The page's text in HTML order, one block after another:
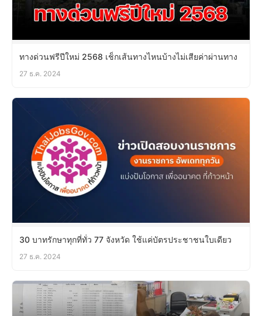
ทางด่วนฟรีปีใหม่ 2568 เช็กเส้นทางไหนบ้างไม่เสียค่าผ่านทาง
27 ธ.ค. 2024
30 บาทรักษาทุกที่ทั่ว 77 จังหวัด ใช้แค่บัตรประชาชนใบเดียว
27 ธ.ค. 2024